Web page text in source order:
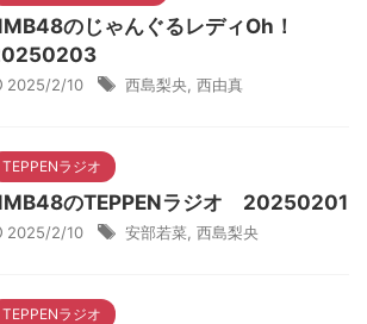
のじゃんぐるレディOh！
2025/2/10 西島梨央 西由真
TEPPENラジオ
のTEPPENラジオ 20250201
2025/2/10 安部若菜 西島梨央
TEPPENラジオ